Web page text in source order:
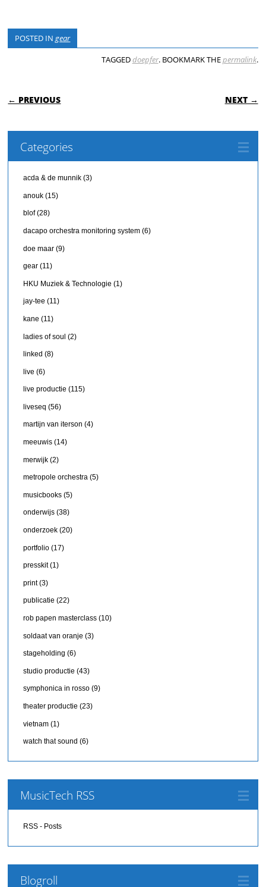
POSTED INgear
TAGGEDdoepfer. BOOKMARK THEpermalink.
POST NAVIGATION
← PREVIOUS NEXT →
Categories
acda & de munnik (3)
anouk (15)
blof(28)
dacapo orchestra monitoring system (6)
doe maar (9)
gear (11)
HKU Muziek & Technologie (1)
jay-tee (11)
kane (11)
ladies of soul (2)
linked (8)
live (6)
live productie (115)
liveseq (56)
martijn van iterson (4)
meeuwis (14)
merwijk (2)
metropole orchestra (5)
musicbooks (5)
onderwijs (38)
onderzoek (20)
portfolio (17)
presskit(1)
print(3)
publicatie (22)
rob papen masterclass (10)
soldaat van oranje (3)
stageholding (6)
studio productie (43)
symphonica in rosso (9)
theater productie (23)
vietnam (1)
watch that sound (6)
MusicTech RSS
RSS - Posts
Blogroll